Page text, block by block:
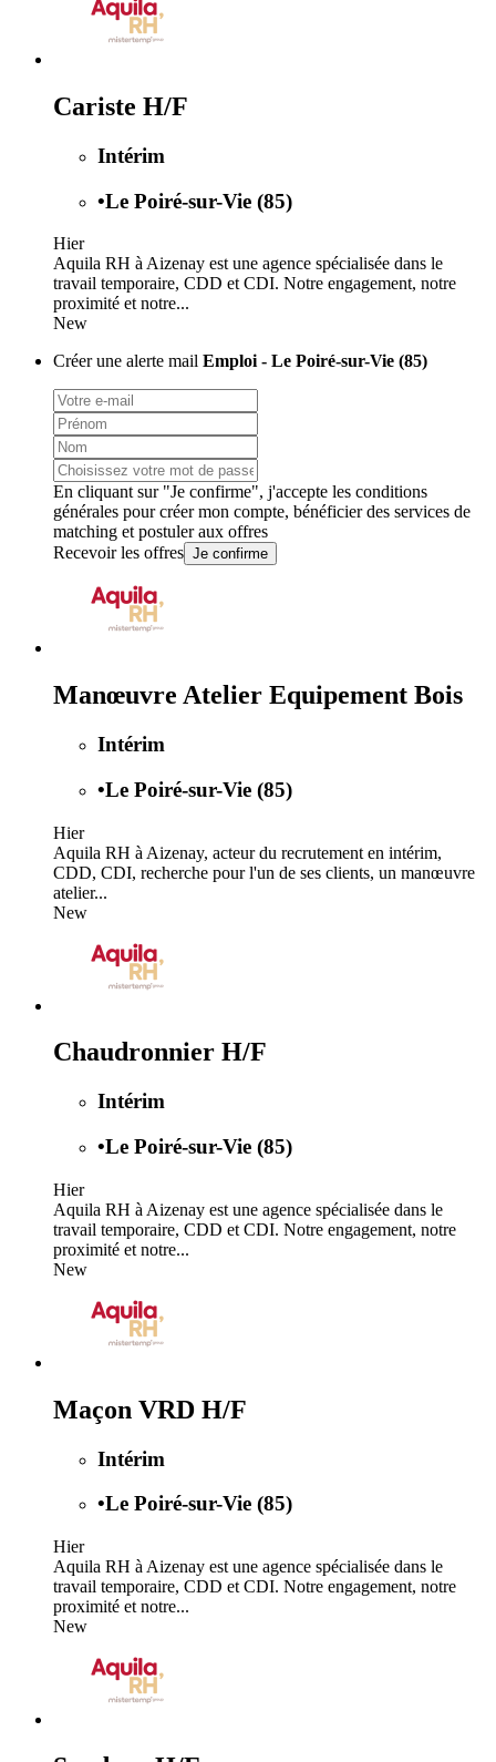
Cariste H/F
Intérim
•Le Poiré-sur-Vie (85)
Hier
Aquila RH à Aizenay est une agence spécialisée dans le
travail temporaire, CDD et CDI. Notre engagement, notre
proximité et notre...
New
Créer une alerte mail Emploi - Le Poiré-sur-Vie (85)
En cliquant sur "Je confirme", j'accepte les conditions
générales pour créer mon compte, bénéficier des services de
matching et postuler aux offres
Recevoir les offres Je confirme
Manœuvre Atelier Equipement Bois
Intérim
•Le Poiré-sur-Vie (85)
Hier
Aquila RH à Aizenay, acteur du recrutement en intérim,
CDD, CDI, recherche pour l'un de ses clients, un manœuvre
atelier...
New
Chaudronnier H/F
Intérim
•Le Poiré-sur-Vie (85)
Hier
Aquila RH à Aizenay est une agence spécialisée dans le
travail temporaire, CDD et CDI. Notre engagement, notre
proximité et notre...
New
Maçon VRD H/F
Intérim
•Le Poiré-sur-Vie (85)
Hier
Aquila RH à Aizenay est une agence spécialisée dans le
travail temporaire, CDD et CDI. Notre engagement, notre
proximité et notre...
New